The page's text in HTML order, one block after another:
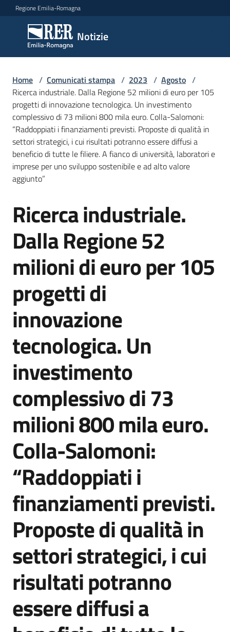
Vai al contenuto
Vai alla navigazione
Vai al footer
Regione Emilia-Romagna
Notizie
Notizie
Comunicati
stampa
Menu selezionato
Cerca
un
comunicato
Risorse
Agenzia
di
informazione
e
comunicazione
su
Home / Comunicati stampa / 2023 / Agosto /
Ricerca industriale. Dalla Regione 52 milioni di euro per 105
progetti di innovazione tecnologica. Un investimento
complessivo di 73 milioni 800 mila euro. Colla-Salomoni:
“Raddoppiati i finanziamenti previsti. Proposte di qualità in
settori strategici, i cui risultati potranno essere diffusi a
beneficio di tutte le filiere. A fianco di università, laboratori e
imprese per uno sviluppo sostenibile e ad alto valore
aggiunto”
Salta al contenuto
Ricerca industriale.
Dalla Regione 52
milioni di euro per 105
progetti di
innovazione
tecnologica. Un
investimento
complessivo di 73
milioni 800 mila euro.
Colla-Salomoni:
“Raddoppiati i
finanziamenti previsti.
Proposte di qualità in
settori strategici, i cui
risultati potranno
essere diffusi a